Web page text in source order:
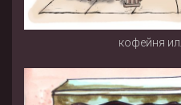
кофейня